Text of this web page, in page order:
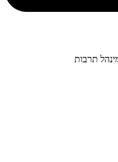
תרבות